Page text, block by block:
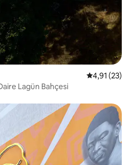
5 üzerinden
4,91 (23)
Lagün Bahçesi
en beğenilenler arasında